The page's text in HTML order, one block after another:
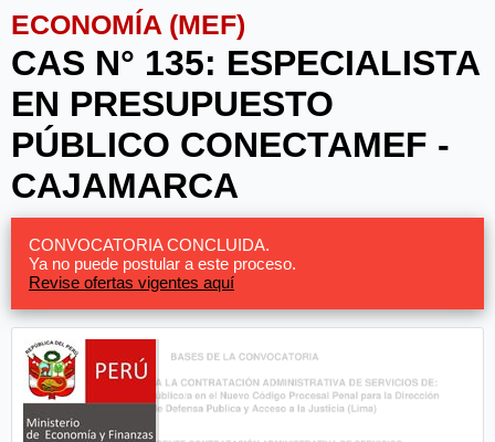
ECONOMÍA (MEF)
CAS N° 135: ESPECIALISTA
EN PRESUPUESTO
PÚBLICO CONECTAMEF -
CAJAMARCA
CONVOCATORIA CONCLUIDA.
Ya no puede postular a este proceso.
Revise ofertas vigentes aquí